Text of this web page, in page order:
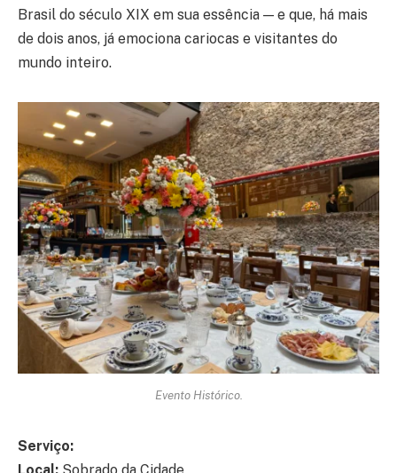
Brasil do século XIX em sua essência — e que, há mais
de dois anos, já emociona cariocas e visitantes do
mundo inteiro.
Evento Histórico.
Serviço: